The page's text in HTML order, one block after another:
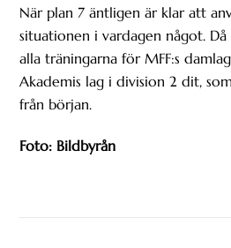
När plan 7 äntligen är klar att
situationen i vardagen något.
alla träningarna för MFF:s
Akademis lag i division 2 dit,
från början.
Foto: Bildbyrån